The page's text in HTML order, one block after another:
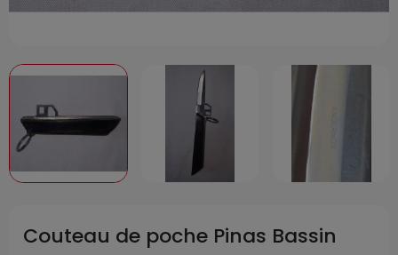
Couteau de poche Pinas Bassin